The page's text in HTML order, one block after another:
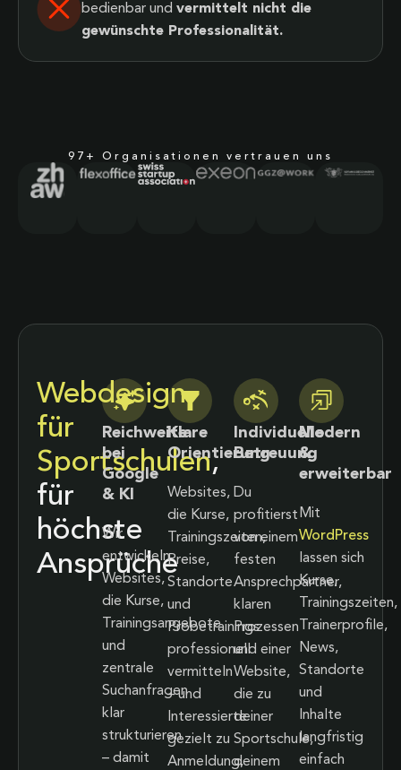
bedienbar und vermittelt nicht die
gewünschte Professionalität.
97+ Organisationen vertrauen uns
Webdesign
für
Sportschulen,
für
höchste
Ansprüche
Reichweite
bei
Google
& KI
Wir
entwickeln
Websites,
die Kurse,
Trainingsangebote
und
zentrale
Suchanfragen
klar
strukturieren
– damit
Klare
Orientierung
Websites,
die Kurse,
Trainingszeiten,
Preise,
Standorte
und
Probetrainings
professionell
vermitteln
– und
Interessierte
gezielt zu
Anmeldung,
Individuelle
Betreuung
Du
profitierst
von einem
festen
Ansprechpartner,
klaren
Prozessen
und einer
Website,
die zu
deiner
Sportschule,
deinem
Modern
&
erweiterbar
Mit
WordPress
lassen sich
Kurse,
Trainingszeiten,
Trainerprofile,
News,
Standorte
und
Inhalte
langfristig
einfach